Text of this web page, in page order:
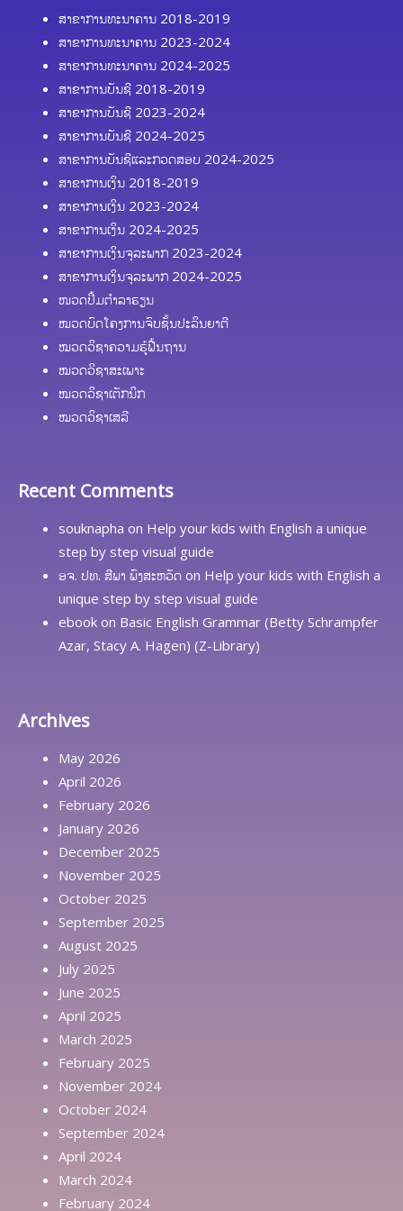
ສາຂາການທະນາຄານ 2018-2019
ສາຂາການທະນາຄານ 2023-2024
ສາຂາການທະນາຄານ 2024-2025
ສາຂາການບັນຊີ 2018-2019
ສາຂາການບັນຊີ 2023-2024
ສາຂາການບັນຊີ 2024-2025
ສາຂາການບັນຊີແລະກວດສອບ 2024-2025
ສາຂາການເງິນ 2018-2019
ສາຂາການເງິນ 2023-2024
ສາຂາການເງິນ 2024-2025
ສາຂາການເງິນຈຸລະພາກ 2023-2024
ສາຂາການເງິນຈຸລະພາກ 2024-2025
ໜວດປຶ້ມຕຳລາຮຽນ
ໝວດບົດໂຄງການຈົບຊັ້ນປະລິນຍາຕີ
ໝວດວິຊາຄວາມຮູ້ຟື້ນຖານ
ໝວດວິຊາສະເພາະ
ໝວດວິຊາເຕັກນິກ
ໝວດວິຊາເສລີ
Recent Comments
souknapha on Help your kids with English a unique
step by step visual guide
ອຈ. ປທ. ສີພາ ພົງສະຫວັດ on Help your kids with English a
unique step by step visual guide
ebook on Basic English Grammar (Betty Schrampfer
Azar, Stacy A. Hagen) (Z-Library)
Archives
May 2026
April 2026
February 2026
January 2026
December 2025
November 2025
October 2025
September 2025
August 2025
July 2025
June 2025
April 2025
March 2025
February 2025
November 2024
October 2024
September 2024
April 2024
March 2024
February 2024